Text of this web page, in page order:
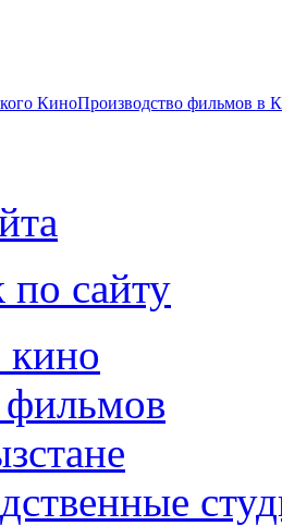
КиноПроизводство фильмов в
сайту
кино